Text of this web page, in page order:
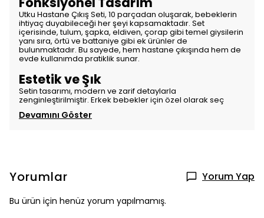
Utku Hastane Çıkış Seti, 10 parçadan oluşarak, bebeklerin
ihtiyaç duyabileceği her şeyi kapsamaktadır. Set
içerisinde, tulum, şapka, eldiven, çorap gibi temel giysilerin
yanı sıra, örtü ve battaniye gibi ek ürünler de
bulunmaktadır. Bu sayede, hem hastane çıkışında hem de
evde kullanımda pratiklik sunar.
Estetik ve Şık
Setin tasarımı, modern ve zarif detaylarla
zenginleştirilmiştir. Erkek bebekler için özel olarak seç
Devamını Göster
Yorumlar Yorum Yap
Bu ürün için henüz yorum yapılmamış.